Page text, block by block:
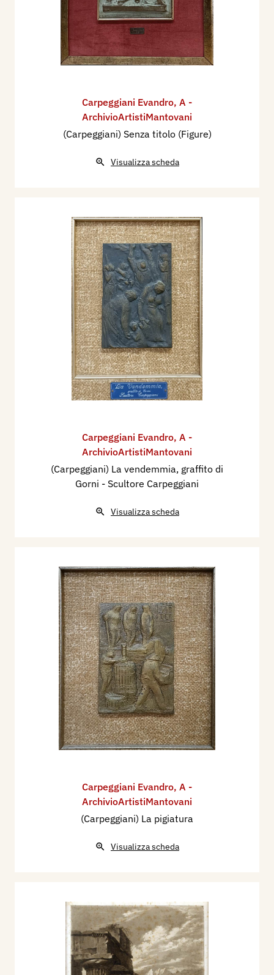
Carpeggiani Evandro, A -
ArchivioArtistiMantovani
(Carpeggiani) Senza titolo (Figure)
Visualizza scheda
Carpeggiani Evandro, A -
ArchivioArtistiMantovani
(Carpeggiani) La vendemmia, graffito di
Gorni - Scultore Carpeggiani
Visualizza scheda
Carpeggiani Evandro, A -
ArchivioArtistiMantovani
(Carpeggiani) La pigiatura
Visualizza scheda